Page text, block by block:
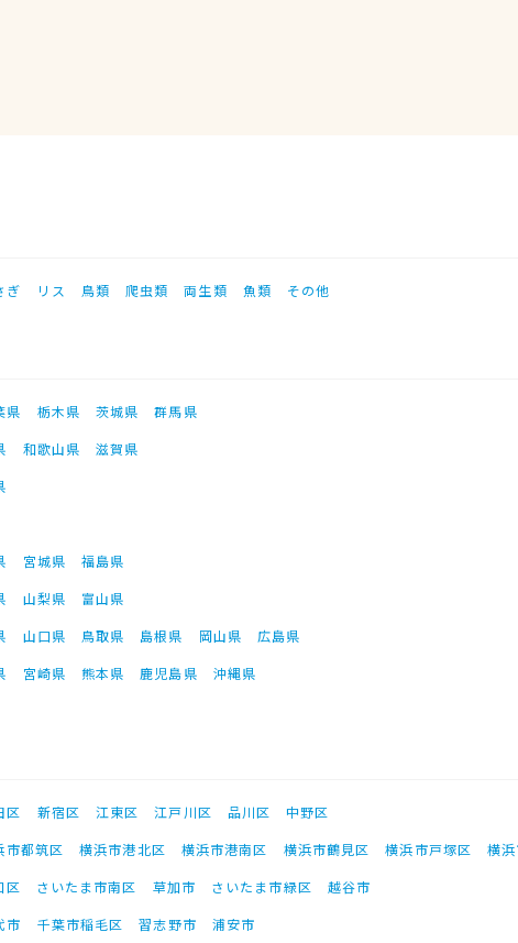
ぎ リス 鳥類 爬虫類 両生類 魚類 その他
県 栃木県 茨城県
群馬県
和歌山県
滋賀県
宮城県
福島県
山梨県
富山県
山口県 鳥取県 島根県 岡山県
広島県
宮崎県 熊本県 鹿児島県 沖縄県
区 新宿区 江東区 江戸川区 品川区
中野区
市都筑区 横浜市港北区 横浜市港南区 横浜市鶴見区 横浜市戸塚区
横
区 さいたま市南区 草加市 さいたま市緑区
越谷市
市 千葉市稲毛区 習志野市 浦安市